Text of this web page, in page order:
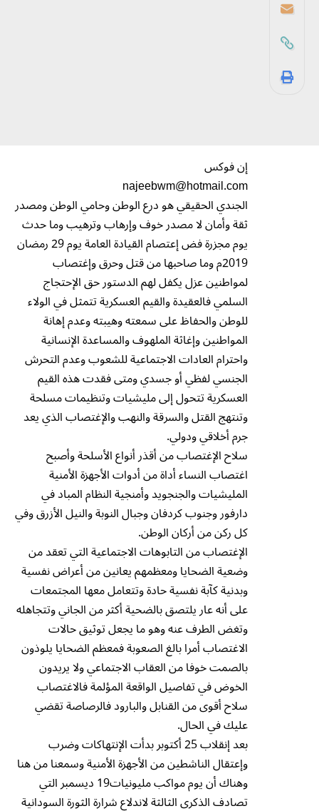
إن فوكس
najeebwm@hotmail.com
الجندي الحقيقي هو درع الوطن وحامي الوطن ومصدر
ثقة وأمان لا مصدر خوف وإرهاب وترهيب وما حدث
يوم مجزرة فض إعتصام القيادة العامة يوم 29 رمضان
2019م وما صاحبها من قتل وحرق وإغتصاب
لمواطنين عزل يكفل لهم الدستور حق الإحتجاج
السلمي فالعقيدة والقيم العسكرية تتمثل في الولاء
للوطن والحفاظ على سمعته وهيبته وعدم إهانة
المواطنين وإغاثة الملهوف والمساعدة الإنسانية
واحترام العادات الاجتماعية للشعوب وعدم التحرش
الجنسي لفظي أو جسدي ومتى فقدت هذه القيم
العسكرية تتحول إلى مليشيات وتنظيمات مسلحة
وتنتهج القتل والسرقة والنهب والإغتصاب الذي يعد
جرم أخلاقي ودولي.
سلاح الإغتصاب من أقذر أنواع الأسلحة وأصبح
اغتصاب النساء أداة من أدوات الأجهزة الأمنية
المليشيات والجنجويد وأمنجية النظام المباد في
دارفور وجنوب كردفان وجبال النوبة والنيل الأزرق وفي
كل ركن من أركان الوطن.
الإغتصاب من التابوهات الاجتماعية التي تعقد من
وضعية الضحايا ومعظمهم يعانين من أعراض نفسية
وبدنية كآبة نفسية حادة وتتعامل معها المجتمعات
على أنه عار يلتصق بالضحية أكثر من الجاني وتتجاهله
وتغض الطرف عنه وهو ما يجعل توثيق حالات
الاغتصاب أمرا بالغ الصعوبة فمعظم الضحايا يلوذون
بالصمت خوفا من العقاب الاجتماعي ولا يريدون
الخوض في تفاصيل الواقعة المؤلمة فالاغتصاب
سلاح أقوى من القنابل والبارود فالرصاصة تقضي
عليك في الحال.
بعد إنقلاب 25 أكتوبر بدأت الإنتهاكات وضرب
وإعتقال الناشطين من الأجهزة الأمنية وسمعنا من هنا
وهناك أن يوم مواكب مليونيات19 ديسمبر التي
تصادف الذكرى الثالثة لاندلاع شرارة الثورة السودانية